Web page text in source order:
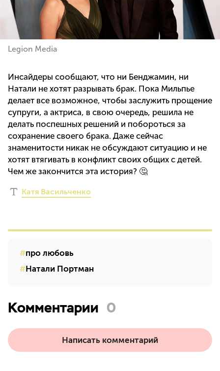
Legion Media
Инсайдеры сообщают, что ни Бенджамин, ни
Натали не хотят разрывать брак. Пока Мильпье
делает все возможное, чтобы заслужить прощение
супруги, а актриса, в свою очередь, решила не
делать поспешных решений и побороться за
сохранение своего брака. Даже сейчас
знаменитости никак не обсуждают ситуацию и не
хотят втягивать в конфликт своих общих с детей.
Чем же закончится эта история? 🤔
Катя Васильченко
про любовь
Натали Портман
Комментарии 0
Написать комментарий